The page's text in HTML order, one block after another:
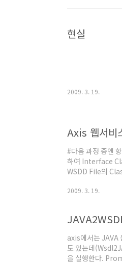
현실
2009. 3. 19.
Axis 웹서비
#다음 과정 중엔
하여 Interface
WSDD File의
2009. 3. 19.
axis에서는 JAVA
도 있는데
을 실행한다.